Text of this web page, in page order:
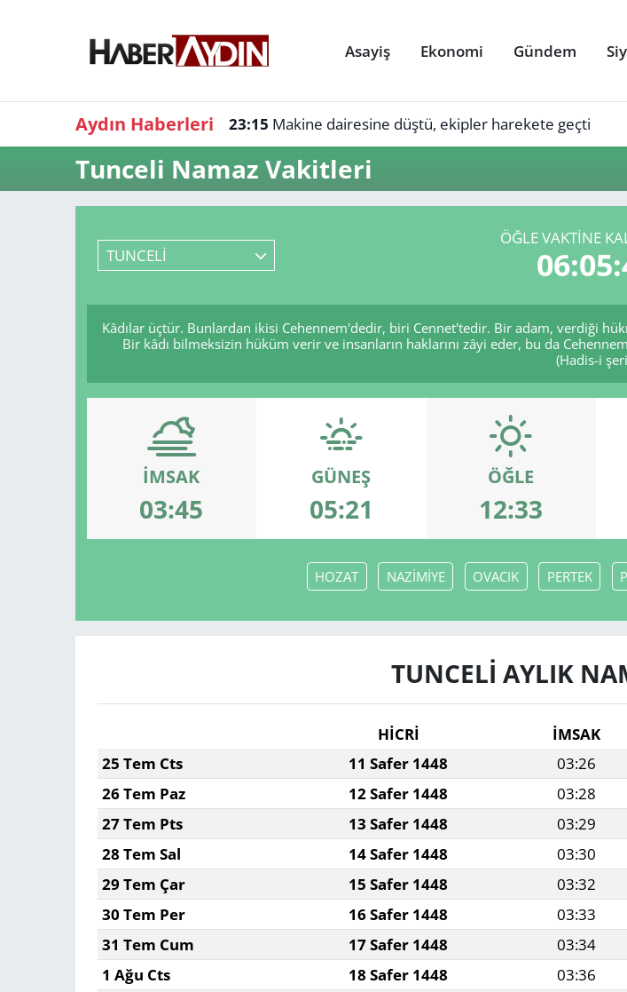
Asayiş Ekonomi Gündem
Aydın Haberleri 23:15 Makine dairesine düştü, ekipler harekete geçti
Tunceli Namaz Vakitleri
TUNCELİ
ÖĞLE VAKTINE
Kâdılar üçtür. Bunlardan ikisi Cehennem'dedir, biri Cennet'tedir. Bir adam, verdiği
Bir kâdı bilmeksizin hüküm verir ve insanların haklarını zâyi eder, bu da
(Hadis-i
İMSAK
03:45
GÜNEŞ
05:21
ÖĞLE
12:33
HOZAT NAZİMİYE OVACIK PERTEK
TUNCELİ AYLIK
HİCRİ İMSAK
25 Tem Cts
11 Safer 1448 03:26
26 Tem Paz
12 Safer 1448 03:28
27 Tem Pts
13 Safer 1448 03:29
28 Tem Sal
14 Safer 1448 03:30
29 Tem Çar
15 Safer 1448 03:32
30 Tem Per
16 Safer 1448 03:33
31 Tem Cum
17 Safer 1448 03:34
1 Ağu Cts
18 Safer 1448 03:36